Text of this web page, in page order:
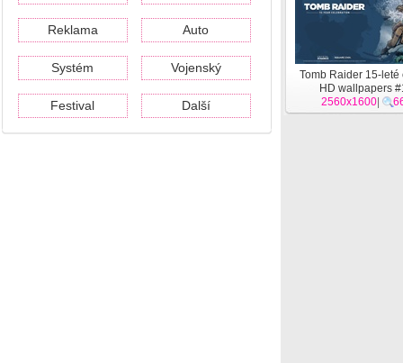
Reklama Auto
Systém Vojenský
Festival Další
Tomb Raider 15-leté
HD wallpapers
2560x1600